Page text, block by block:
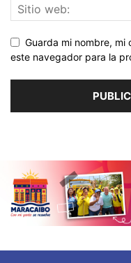
Guarda mi nombre, mi
este navegador para la